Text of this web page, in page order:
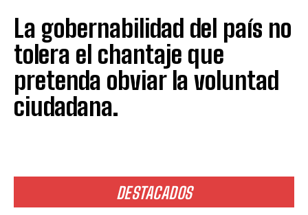
DESTACADOS
La gobernabilidad del país no
tolera el chantaje que
pretenda obviar la voluntad
ciudadana.